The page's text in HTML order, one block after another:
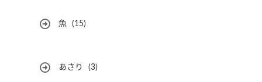
魚 (15)
あさり (3)